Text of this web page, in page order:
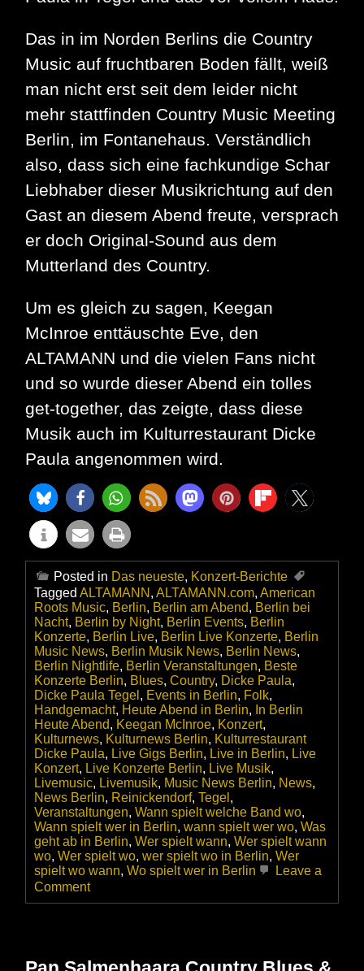
Das in im Norden Berlins die Country
Music auf fruchtbaren Boden fällt, weiß
man nicht erst seit dem leider nicht
mehr stattfinden Country Music Meeting
Berlin, im Fontanehaus. Verständlich
also, dass sich eine fachkundige Schar
Liebhaber dieser Musikrichtung auf den
Gast an diesem Abend freute, versprach
er doch Original-Sound aus dem
Mutterland des Country.
Um es gleich zu sagen, Keegan
McInroe enttäuschte Eve, den
ALTAMANN und die vielen Fans nicht
und so wurde dieser Abend ein tolles
get-together, das zeigte, dass diese
Musik auch im Kulturrestaurant Dicke
Paula angenommen wird.
Posted in Das neueste, Konzert-Berichte
Tagged ALTAMANN , ALTAMANN.com, American
Roots Music, Berlin, Berlin am Abend, Berlin bei
Nacht, Berlin by Night, Berlin Events, Berlin
Konzerte, Berlin Live, Berlin Live Konzerte, Berlin
Music News, Berlin Musik News, Berlin News,
Berlin Nightlife, Berlin Veranstaltungen, Beste
Konzerte Berlin, Blues, Country, Dicke Paula,
Dicke Paula Tegel , Events in Berlin, Folk,
Handgemacht, Heute Abend in Berlin, In Berlin
Heute Abend, Keegan McInroe, Konzert,
Kulturnews, Kulturnews Berlin, Kulturrestaurant
Dicke Paula, Live Gigs Berlin, Live in Berlin, Live
Konzert, Live Konzerte Berlin, Live Musik,
Livemusic, Livemusik, Music News Berlin, News,
News Berlin, Reinickendorf, Tegel ,
Veranstaltungen, Wann spielt welche Band wo,
Wann spielt wer in Berlin, wann spielt wer wo, Was
geht ab in Berlin, Wer spielt wann, Wer spielt wann
wo, Wer spielt wo, wer spielt wo in Berlin, Wer
spielt wo wann, Wo spielt wer in Berlin
Leave a
Commenton
Keegan
Folk